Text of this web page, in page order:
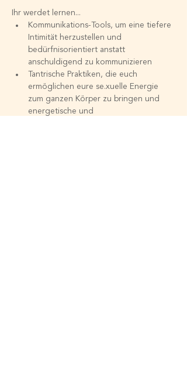
Ihr werdet lernen...
Kommunikations-Tools, um eine tiefere
Intimität herzustellen und
bedürfnisorientiert anstatt
anschuldigend zu kommunizieren
Tantrische Praktiken, die euch
ermöglichen eure se.xuelle Energie
zum ganzen Körper zu bringen und
energetische und